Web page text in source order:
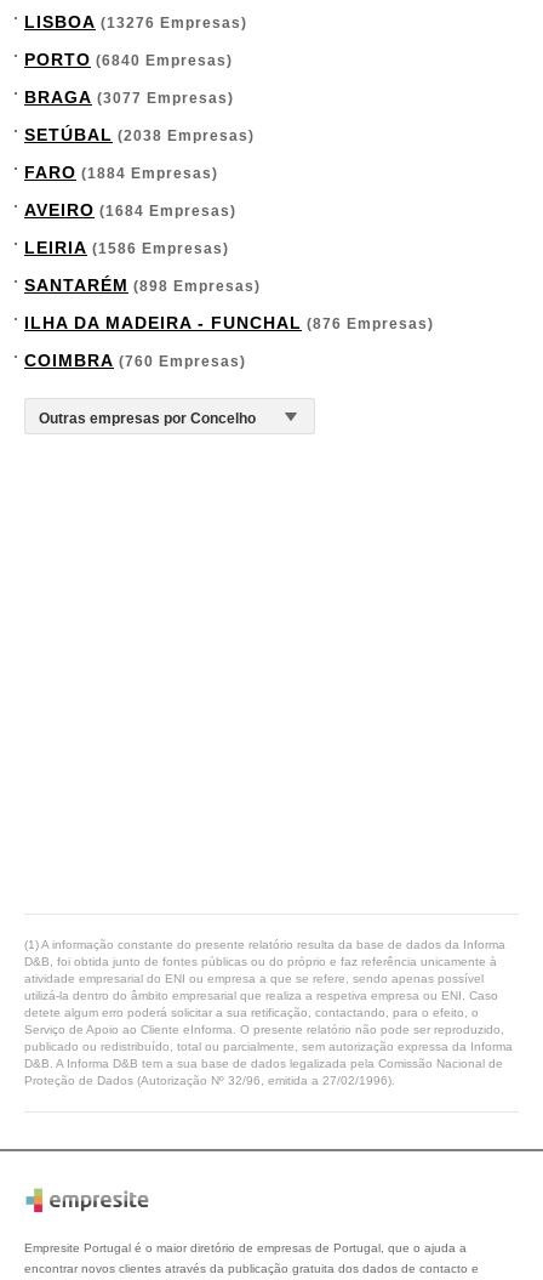
LISBOA (13276 Empresas)
PORTO (6840 Empresas)
BRAGA (3077 Empresas)
SETÚBAL (2038 Empresas)
FARO (1884 Empresas)
AVEIRO (1684 Empresas)
LEIRIA (1586 Empresas)
SANTARÉM (898 Empresas)
ILHA DA MADEIRA - FUNCHAL (876 Empresas)
COIMBRA (760 Empresas)
(1) A informação constante do presente relatório resulta da base de dados da Informa
D&B, foi obtida junto de fontes públicas ou do próprio e faz referência unicamente à
atividade empresarial do ENI ou empresa a que se refere, sendo apenas possível
utilizá-la dentro do âmbito empresarial que realiza a respetiva empresa ou ENI. Caso
detete algum erro poderá solicitar a sua retificação, contactando, para o efeito, o
Serviço de Apoio ao Cliente eInforma. O presente relatório não pode ser reproduzido,
publicado ou redistribuído, total ou parcialmente, sem autorização expressa da Informa
D&B. A Informa D&B tem a sua base de dados legalizada pela Comissão Nacional de
Proteção de Dados (Autorização Nº 32/96, emitida a 27/02/1996).
Empresite Portugal é o maior diretório de empresas de Portugal, que o ajuda a
encontrar novos clientes através da publicação gratuita dos dados de contacto e